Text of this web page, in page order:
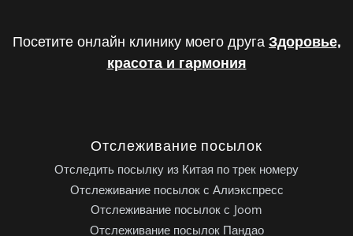
Посетите онлайн клинику моего друга Здоровье,
красота и гармония
Отслеживание посылок
Отследить посылку из Китая по трек номеру
Отслеживание посылок с Алиэкспресс
Отслеживание посылок с Joom
Отслеживание посылок Пандао